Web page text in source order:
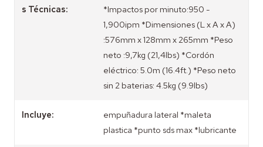
s Técnicas:
*Impactos por minuto:950 -
1,900ipm *Dimensiones (L x A x A)
:576mm x 128mm x 265mm *Peso
neto :9,7kg (21,4lbs) *Cordón
eléctrico: 5.0m (16.4ft.) *Peso neto
sin 2 baterias: 4.5kg (9.9lbs)
Incluye:
empuñadura lateral *maleta
plastica *punto sds max *lubricante